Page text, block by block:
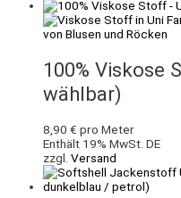
100% Viskose
wählbar)
8,90 € pro Meter
Enthält 19% MwSt. DE
zzgl. Versand